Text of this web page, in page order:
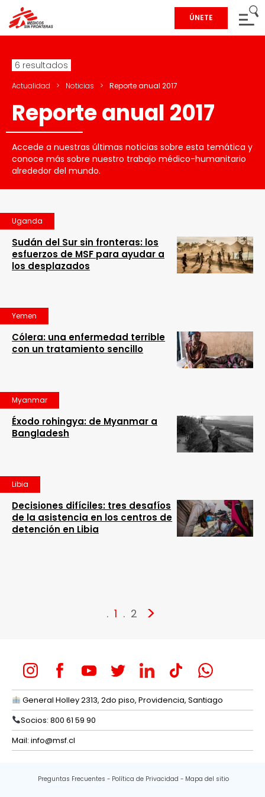
ÚNETE
6 resultados
Actualidad > Noticias > Reporte anual 2017
Reporte anual 2017
Accede a nuestras últimas noticias sobre esta temática y
conoce más sobre nuestro trabajo médico-humanitario
alrededor del mundo.
Uganda
Sudán del Sur sin fronteras: los
esfuerzos de MSF para ayudar a
los desplazados
Yemen
Cólera: una enfermedad terrible
con un tratamiento sencillo
Myanmar
Éxodo rohingya: de Myanmar a
Bangladesh
Libia
Decisiones difíciles: tres desafíos
de la asistencia en los centros de
detención en Libia
1 2 >
General Holley 2313, 2do piso, Providencia, Santiago
Socios: 800 61 59 90
Mail: info@msf.cl
Preguntas Frecuentes Política de Privacidad Mapa del sitio